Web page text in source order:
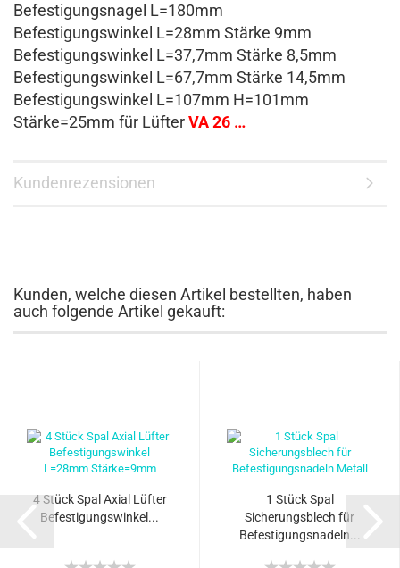
Befestigungsnagel L=180mm
Befestigungswinkel L=28mm Stärke 9mm
Befestigungswinkel L=37,7mm Stärke 8,5mm
Befestigungswinkel L=67,7mm Stärke 14,5mm
Befestigungswinkel L=107mm H=101mm
Stärke=25mm für LüfterVA 26 …
Kundenrezensionen
Kunden, welche diesen Artikel bestellten, haben
auch folgende Artikel gekauft:
4 Stück Spal Axial Lüfter
Befestigungswinkel...
1 Stück Spal
Sicherungsblech für
Befestigungsnadeln...